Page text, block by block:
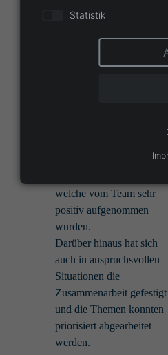
Projektentwicklung,
welche vom Team sehr
positiv aufgenommen
wurden.
Darüber hinaus hat sich
auch in anspruchsvollen
Situationen die
Zusammenarbeit gefestigt
und die Themen konnten
priorisiert abgearbeitet
werden.
Statistik